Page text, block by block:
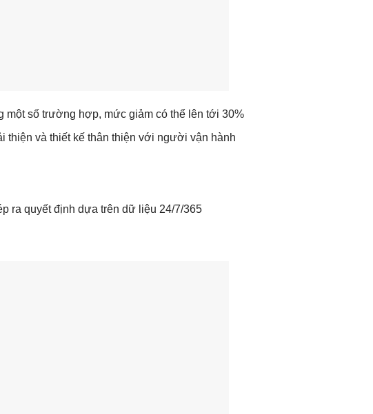
một số trường hợp, mức giảm có thể lên tới 30%
thiện và thiết kế thân thiện với người vận hành
ra quyết định dựa trên dữ liệu 24/7/365